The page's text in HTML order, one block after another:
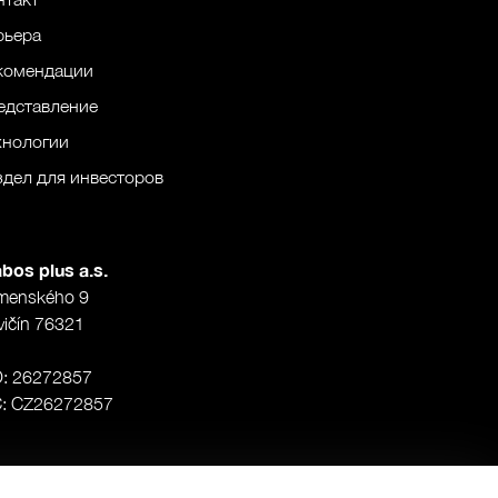
для инвесторов
plus a.s.
9
76321
26272857
CZ26272857